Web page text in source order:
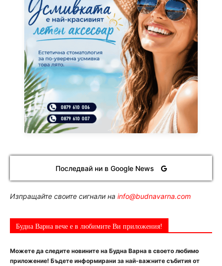
Последвай ни в Google News
Изпращайте своите сигнали на info@budnavarna.com
Будна Варна вече е в любимите Ви приложения!
Можете да следите новините на Будна Варна в своето любимо
приложение! Бъдете информирани за най-важните събития от